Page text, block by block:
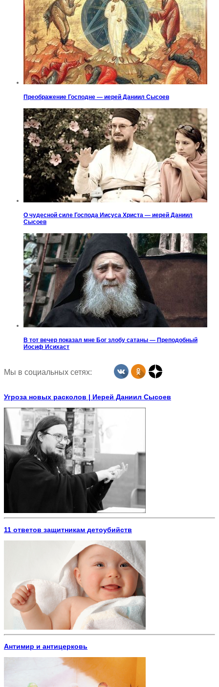
Преображение Господне — иерей Даниил Сысоев
О чудесной силе Господа Иисуса Христа — иерей Даниил
Сысоев
В тот вечер показал мне Бог злобу сатаны — Преподобный
Иосиф Исихаст
Мы в социальных сетях:
Угроза новых расколов | Иерей Даниил Сысоев
11 ответов защитникам детоубийств
Антимир и антицерковь